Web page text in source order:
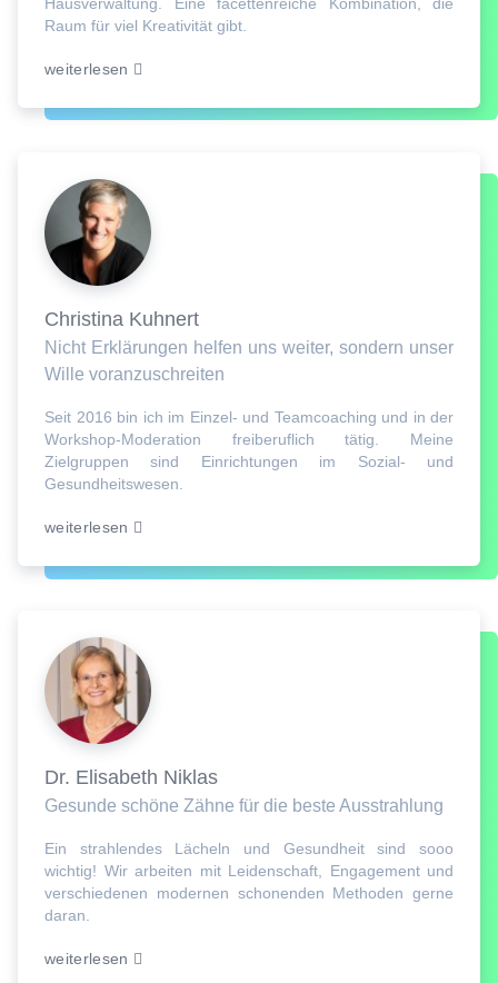
Raum für viel Kreativität gibt.
weiterlesen
Christina Kuhnert
Nicht Erklärungen helfen uns weiter, sondern unser
Wille voranzuschreiten
Seit 2016 bin ich im Einzel- und Teamcoaching und in der
Workshop-Moderation freiberuflich tätig. Meine
Zielgruppen sind Einrichtungen im Sozial- und
Gesundheitswesen.
weiterlesen
Dr. Elisabeth Niklas
Gesunde schöne Zähne für die beste Ausstrahlung
Ein strahlendes Lächeln und Gesundheit sind sooo
wichtig! Wir arbeiten mit Leidenschaft, Engagement und
verschiedenen modernen schonenden Methoden gerne
daran.
weiterlesen